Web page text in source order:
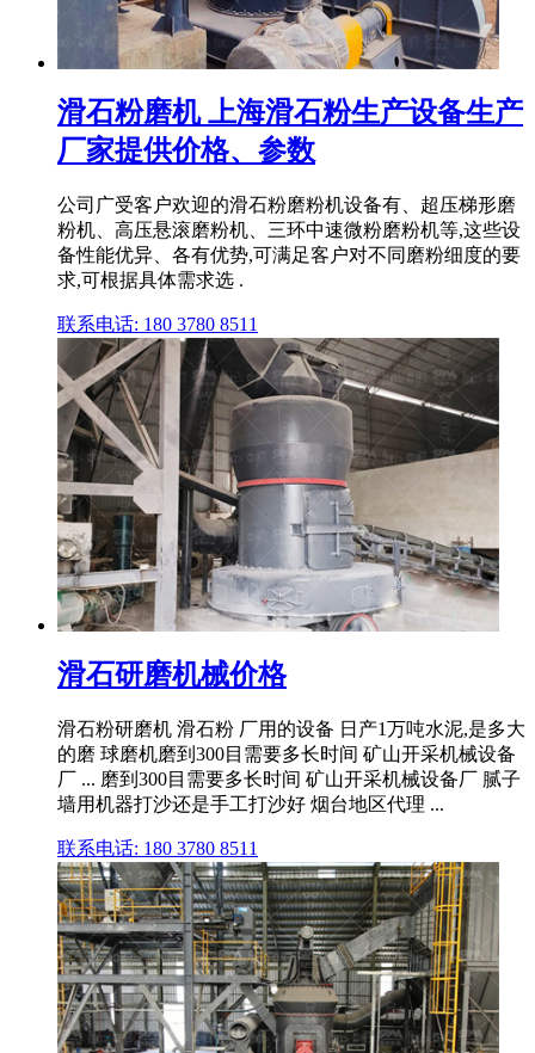
滑石粉磨机 上海滑石粉生产设备生产
厂家提供价格、参数
公司广受客户欢迎的滑石粉磨粉机设备有、超压梯形磨
粉机、高压悬滚磨粉机、三环中速微粉磨粉机等,这些设
备性能优异、各有优势,可满足客户对不同磨粉细度的要
求,可根据具体需求选 .
联系电话: 180 3780 8511
滑石研磨机械价格
滑石粉研磨机 滑石粉 厂用的设备 日产1万吨水泥,是多大
的磨 球磨机磨到300目需要多长时间 矿山开采机械设备
厂 ... 磨到300目需要多长时间 矿山开采机械设备厂 腻子
墙用机器打沙还是手工打沙好 烟台地区代理 ...
联系电话: 180 3780 8511